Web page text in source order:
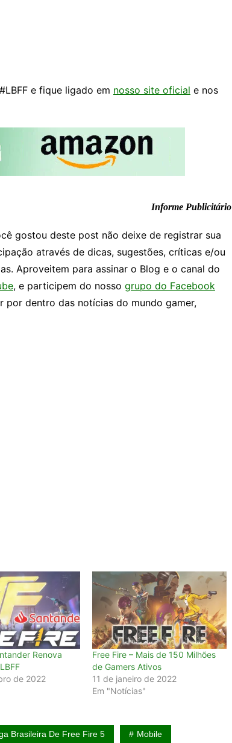
e fique ligado em nosso site oficial e nos
Informe Publicitário
gostou deste post não deixe de registrar sua
através de dicas, sugestões, críticas e/ou
Aproveitem para assinar o Blog e o canal do
, e participem do nosso grupo do Facebook
por dentro das notícias do mundo gamer,
Renova
de 2022
Free Fire – Mais de 150 Milhões
de Gamers Ativos
11 de janeiro de 2022
Em "Notícias"
Brasileira De Free Fire 5 Mobile